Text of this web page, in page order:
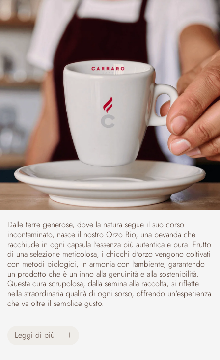
Dalle terre generose, dove la natura segue il suo corso
incontaminato, nasce il nostro Orzo Bio, una bevanda che
racchiude in ogni capsula l'essenza più autentica e pura. Frutto
di una selezione meticolosa, i chicchi d'orzo vengono coltivati
con metodi biologici, in armonia con l'ambiente, garantendo
un prodotto che è un inno alla genuinità e alla sostenibilità.
Questa cura scrupolosa, dalla semina alla raccolta, si riflette
nella straordinaria qualità di ogni sorso, offrendo un'esperienza
che va oltre il semplice gusto.
a questo orzo il suo caratteristico profumo di pan tostato,
avvolgente e confortante, che preannuncia il piacere di una
Leggi di più